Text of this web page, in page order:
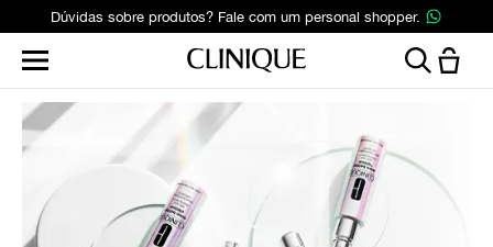
Dúvidas sobre produtos? Fale com um personal shopper.